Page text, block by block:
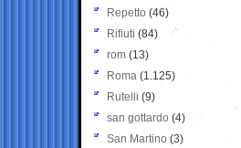
Repetto (46)
Rifiuti (84)
rom (13)
Roma (1.125)
Rutelli (9)
san gottardo (4)
San Martino (3)